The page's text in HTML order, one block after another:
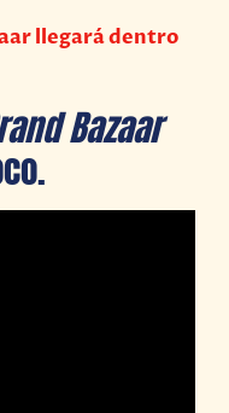
llegará dentro
Bazaar